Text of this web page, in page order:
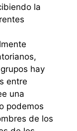
la
hay
entre
una
podemos
de los